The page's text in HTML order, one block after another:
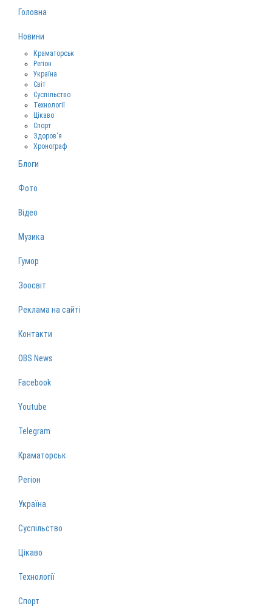
Головна
Новини
Краматорськ
Регіон
Україна
Світ
Суспільство
Технології
Цікаво
Спорт
Здоров‘я
Хронограф
Блоги
Фото
Відео
Музика
Гумор
Зоосвіт
Реклама на сайті
Контакти
OBS News
Facebook
Youtube
Telegram
Краматорськ
Регіон
Україна
Суспільство
Цікаво
Технології
Спорт